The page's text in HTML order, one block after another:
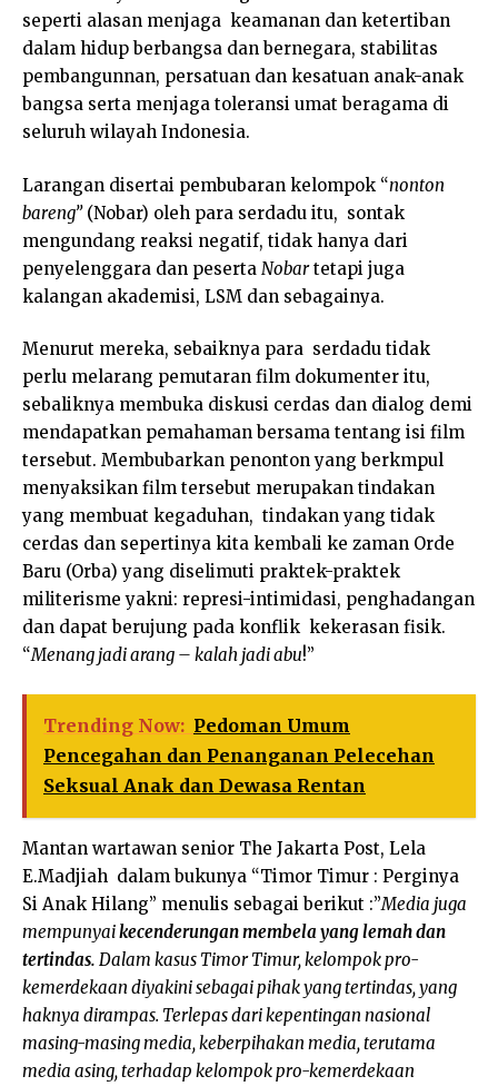
seperti alasan menjaga keamanan dan ketertiban
dalam hidup berbangsa dan bernegara, stabilitas
pembangunnan, persatuan dan kesatuan anak-anak
bangsa serta menjaga toleransi umat beragama di
seluruh wilayah Indonesia.
Larangan disertai pembubaran kelompok “nonton
bareng”(Nobar) oleh para serdadu itu, sontak
mengundang reaksi negatif, tidak hanya dari
penyelenggara dan peserta Nobartetapi juga
kalangan akademisi, LSM dan sebagainya.
Menurut mereka, sebaiknya para serdadu tidak
perlu melarang pemutaran film dokumenter itu,
sebaliknya membuka diskusi cerdas dan dialog demi
mendapatkan pemahaman bersama tentang isi film
tersebut. Membubarkan penonton yang berkmpul
menyaksikan film tersebut merupakan tindakan
yang membuat kegaduhan, tindakan yang tidak
cerdas dan sepertinya kita kembali ke zaman Orde
Baru (Orba) yang diselimuti praktek-praktek
militerisme yakni: represi-intimidasi, penghadangan
dan dapat berujung pada konflik kekerasan fisik.
“Menang jadi arang – kalah jadi abu!”
Trending Now: Pedoman Umum
Pencegahan dan Penanganan Pelecehan
Seksual Anak dan Dewasa Rentan
Mantan wartawan senior The Jakarta Post, Lela
E.Madjiah dalam bukunya “Timor Timur : Perginya
Si Anak Hilang” menulis sebagai berikut :”Media juga
mempunyaikecenderungan membela yang lemah dan
tertindas. Dalam kasus Timor Timur, kelompok pro-
kemerdekaan diyakini sebagai pihak yang tertindas, yang
haknya dirampas. Terlepas dari kepentingan nasional
masing-masing media, keberpihakan media, terutama
media asing, terhadap kelompok pro-kemerdekaan